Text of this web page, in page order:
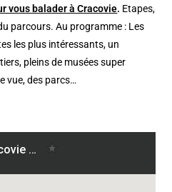
vous balader à Cracovie. Etapes,
parcours. Au programme : Les
les plus intéressants, un
pleins de musées super
vue, des parcs…